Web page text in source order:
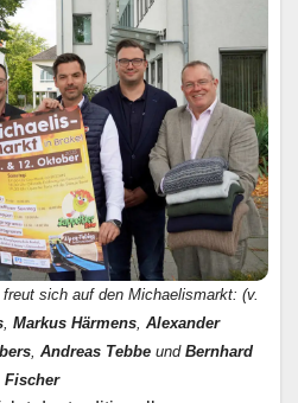
freut sich auf den Michaelismarkt: (v.
, Markus Härmens, Alexander
, Andreas Tebbeund Bernhard
Fischer